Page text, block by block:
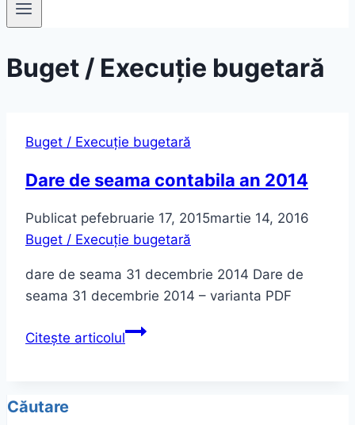
Buget / Execuție bugetară
Buget / Execuție bugetară
Dare de seama contabila an 2014
Publicat pefebruarie 17, 2015martie 14, 2016
Buget / Execuție bugetară
dare de seama 31 decembrie 2014 Dare de
seama 31 decembrie 2014 – varianta PDF
Citește articolulDare
Căutare